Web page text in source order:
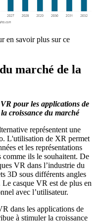
en savoir plus sur ce
marché de la
pour les applications de
croissance du marché
représentent une
L'utilisation de XR permet
et les représentations
comme ils le souhaitent. De
VR dans l’industrie du
3D sous différents angles
casque VR est de plus en
avec l’utilisateur.
dans les applications de
à stimuler la croissance